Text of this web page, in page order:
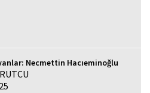
Necmettin Hacıeminoğlu